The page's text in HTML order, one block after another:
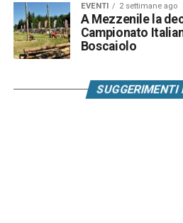
EVENTI 2 settimane ago
A Mezzenile la
Campionato
Boscaiolo
SUGGERIMENTI